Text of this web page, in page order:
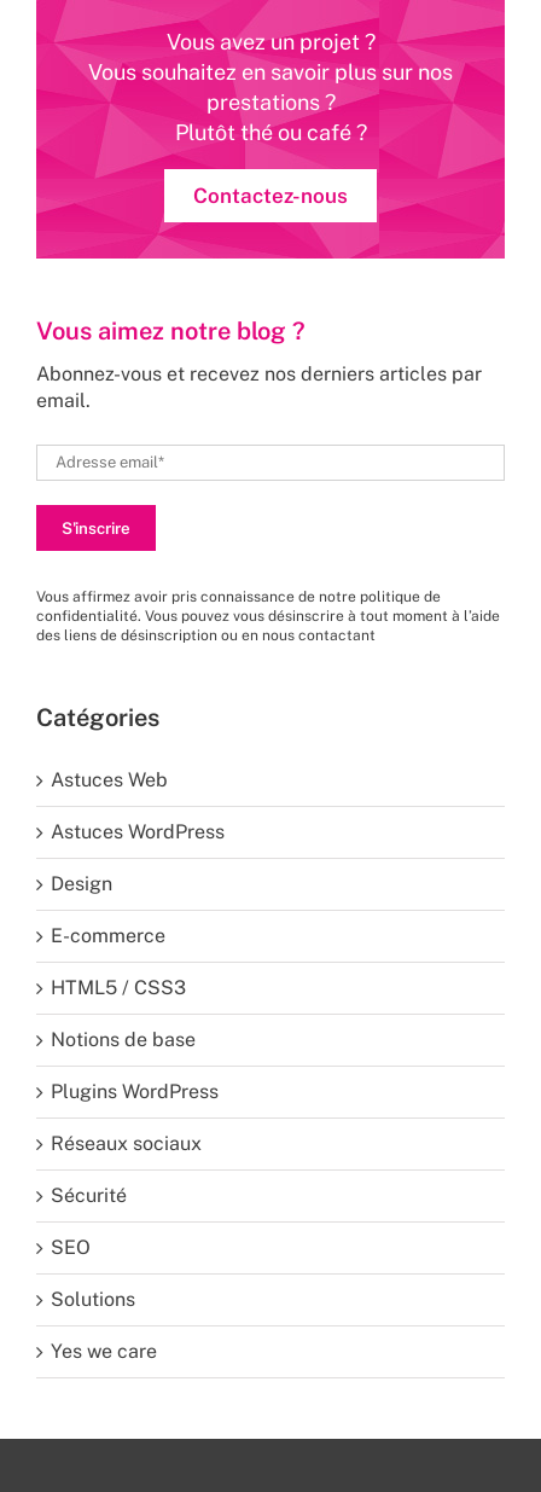
Vous avez un projet ?
Vous souhaitez en savoir plus sur nos
prestations ?
Plutôt thé ou café ?
Contactez-nous
Vous aimez notre blog ?
Abonnez-vous et recevez nos derniers articles par
email.
Vous affirmez avoir pris connaissance de notre politique de
confidentialité. Vous pouvez vous désinscrire à tout moment à l’aide
des liens de désinscription ou en nous contactant
Catégories
Astuces Web
Astuces WordPress
Design
E-commerce
HTML5 / CSS3
Notions de base
Plugins WordPress
Réseaux sociaux
Sécurité
SEO
Solutions
Yes we care